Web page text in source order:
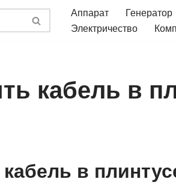
Аппарат Генератор
Электричество
кабель в
в